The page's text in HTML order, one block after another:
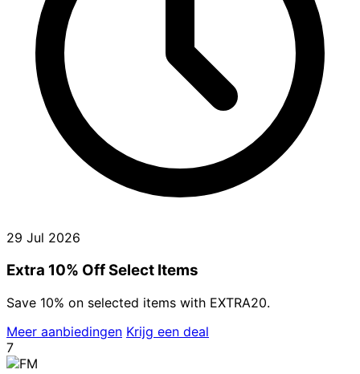
29 Jul 2026
Extra 10% Off Select Items
Save 10% on selected items with EXTRA20.
Meer aanbiedingen Krijg een deal
7